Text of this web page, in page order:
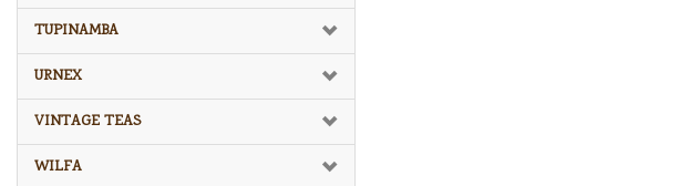
TUPINAMBA
URNEX
VINTAGE TEAS
WILFA